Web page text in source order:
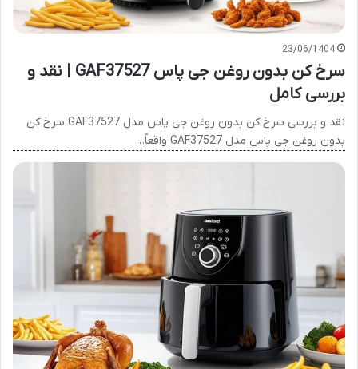
23/06/1404
سرخ کن بدون روغن جی پاس GAF37527 | نقد و
بررسی کامل
نقد و بررسی سرخ کن بدون روغن جی پاس مدل ‎GAF37527 سرخ کن
بدون روغن جی پاس مدل GAF37527 واقعاً…